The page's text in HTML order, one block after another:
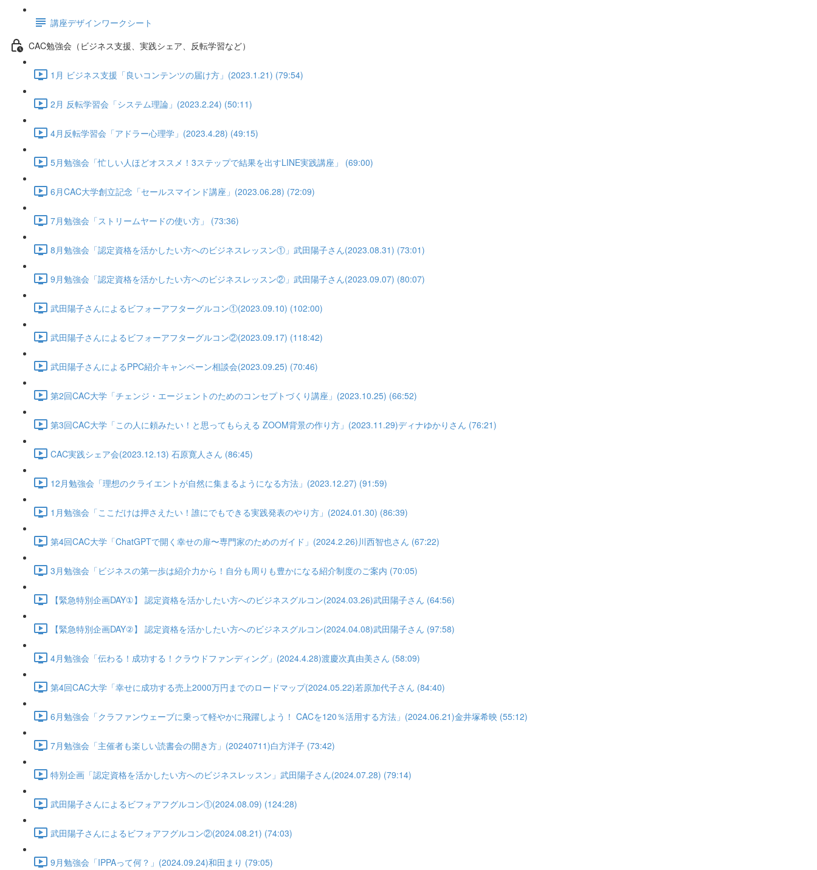
講座デザインワークシート
CAC勉強会（ビジネス支援、実践シェア、反転学習など）
1月 ビジネス支援「良いコンテンツの届け方」(2023.1.21) (79:54)
2月 反転学習会「システム理論」(2023.2.24) (50:11)
4月反転学習会「アドラー心理学」(2023.4.28) (49:15)
5月勉強会「忙しい人ほどオススメ！3ステップで結果を出すLINE実践講座」 (69:00)
6月CAC大学創立記念「セールスマインド講座」(2023.06.28) (72:09)
7月勉強会「ストリームヤードの使い方」 (73:36)
8月勉強会「認定資格を活かしたい方へのビジネスレッスン①」武田陽子さん(2023.08.31) (73:01)
9月勉強会「認定資格を活かしたい方へのビジネスレッスン②」武田陽子さん(2023.09.07) (80:07)
武田陽子さんによるビフォーアフターグルコン①(2023.09.10) (102:00)
武田陽子さんによるビフォーアフターグルコン②(2023.09.17) (118:42)
武田陽子さんによるPPC紹介キャンペーン相談会(2023.09.25) (70:46)
第2回CAC大学「チェンジ・エージェントのためのコンセプトづくり講座」(2023.10.25) (66:52)
第3回CAC大学「この人に頼みたい！と思ってもらえる ZOOM背景の作り方」(2023.11.29)ディナゆかりさん (76:21)
CAC実践シェア会(2023.12.13) 石原寛人さん (86:45)
12月勉強会「理想のクライエントが自然に集まるようになる方法」(2023.12.27) (91:59)
1月勉強会「ここだけは押さえたい！誰にでもできる実践発表のやり方」(2024.01.30) (86:39)
第4回CAC大学「ChatGPTで開く幸せの扉〜専門家のためのガイド」(2024.2.26)川西智也さん (67:22)
3月勉強会「ビジネスの第一歩は紹介力から！自分も周りも豊かになる紹介制度のご案内 (70:05)
【緊急特別企画DAY①】 認定資格を活かしたい方へのビジネスグルコン(2024.03.26)武田陽子さん (64:56)
【緊急特別企画DAY②】 認定資格を活かしたい方へのビジネスグルコン(2024.04.08)武田陽子さん (97:58)
4月勉強会「伝わる！成功する！クラウドファンディング」(2024.4.28)渡慶次真由美さん (58:09)
第4回CAC大学「幸せに成功する売上2000万円までのロードマップ(2024.05.22)若原加代子さん (84:40)
6月勉強会「クラファンウェーブに乗って軽やかに飛躍しよう！ CACを120％活用する方法」(2024.06.21)金井塚希映 (55:12)
7月勉強会「主催者も楽しい読書会の開き方」(20240711)白方洋子 (73:42)
特別企画「認定資格を活かしたい方へのビジネスレッスン」武田陽子さん(2024.07.28) (79:14)
武田陽子さんによるビフォアフグルコン①(2024.08.09) (124:28)
武田陽子さんによるビフォアフグルコン②(2024.08.21) (74:03)
9月勉強会「IPPAって何？」(2024.09.24)和田まり (79:05)